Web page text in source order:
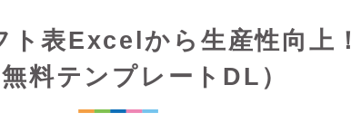
ト表Excelから生産性向上！
無料テンプレートDL）